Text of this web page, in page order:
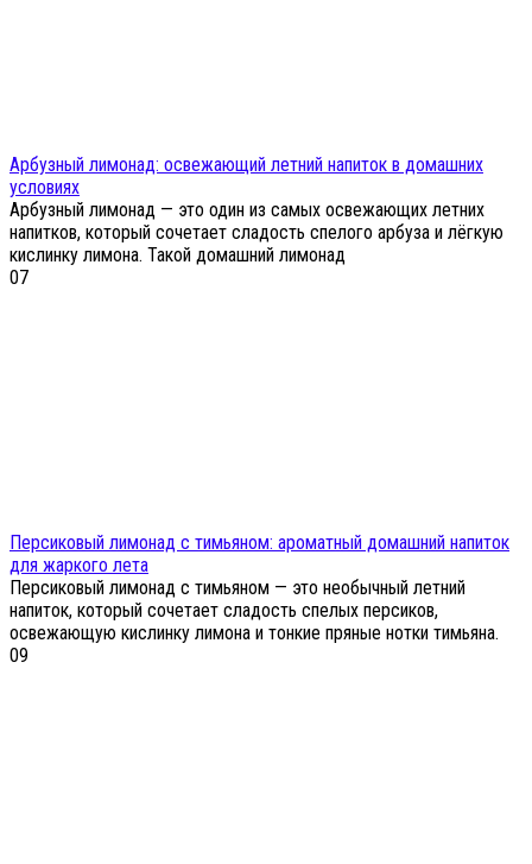
Арбузный лимонад: освежающий летний напиток в домашних
условиях
Арбузный лимонад — это один из самых освежающих летних
напитков, который сочетает сладость спелого арбуза и лёгкую
кислинку лимона. Такой домашний лимонад
07
Персиковый лимонад с тимьяном: ароматный домашний напиток
для жаркого лета
Персиковый лимонад с тимьяном — это необычный летний
напиток, который сочетает сладость спелых персиков,
освежающую кислинку лимона и тонкие пряные нотки тимьяна.
09